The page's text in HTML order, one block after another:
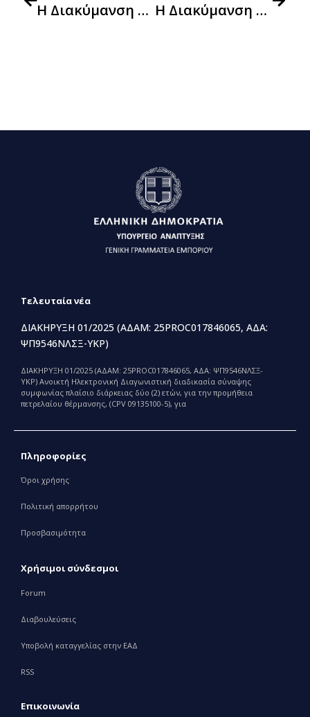
Η Διακύμανση Των Τιμών Στα Προϊόντα Του “Καλαθιού Του Νοικοκυριού” Κατά Την 31η Εβδομάδα Εφαρμογής Του (31/5/2023-6/6/2023) Η Διακύμανση Των Τιμών Των Προϊόντων Στο «Καλαθι Του Νοικοκυριού» Την 33η Εβδομάδα Εφαρμογής Του
Τελευταία νέα
ΔΙΑΚΗΡΥΞΗ 01/2025 (ΑΔΑΜ: 25PROC017846065, ΑΔΑ:
ΨΠ9546ΝΛΣΞ-ΥΚΡ)
ΔΙΑΚΗΡΥΞΗ 01/2025 (ΑΔΑΜ: 25PROC017846065, ΑΔΑ: ΨΠ9546ΝΛΣΞ-
ΥΚΡ) Ανοικτή Ηλεκτρονική Διαγωνιστική διαδικασία σύναψης
συμφωνίας πλαίσιο διάρκειας δύο (2) ετών, για την προμήθεια
πετρελαίου θέρμανσης, (CPV 09135100-5), για
Πληροφορίες
Όροι χρήσης
Πολιτική απορρήτου
Προσβασιμότητα
Χρήσιμοι σύνδεσμοι
Forum
Διαβουλεύσεις
Υποβολή καταγγελίας στην ΕΑΔ
RSS
Επικοινωνία